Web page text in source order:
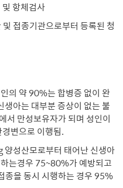
항체검사
접종기관으로부터 등록된 청
의 약 90%는 합병증 없이 완
생아는 대부분 증상이 없는 불
서 만성보유자가 되며 성인이
변으로 이행됨.
양성산모로부터 태어난 신생아
는경우 75~80%가 예방되고
종을 동시 시행하는 경우 95%